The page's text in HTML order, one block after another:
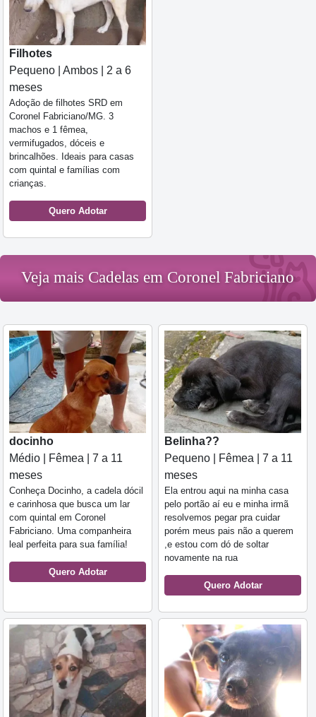
Filhotes
Pequeno | Ambos | 2 a 6
meses
Adoção de filhotes SRD em
Coronel Fabriciano/MG. 3
machos e 1 fêmea,
vermifugados, dóceis e
brincalhões. Ideais para casas
com quintal e famílias com
crianças.
Quero Adotar
Veja mais Cadelas em Coronel Fabriciano
docinho
Médio | Fêmea | 7 a 11
meses
Conheça Docinho, a cadela dócil
e carinhosa que busca um lar
com quintal em Coronel
Fabriciano. Uma companheira
leal perfeita para sua família!
Quero Adotar
Belinha??
Pequeno | Fêmea | 7 a 11
meses
Ela entrou aqui na minha casa
pelo portão aí eu e minha irmã
resolvemos pegar pra cuidar
porém meus pais não a querem
,e estou com dó de soltar
novamente na rua
Quero Adotar